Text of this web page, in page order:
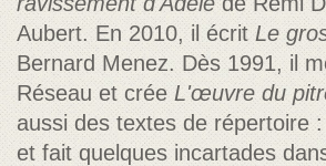
Aubert. En 2010, il écrit Le
Bernard Menez. Dès 1991, il
Réseau et crée L'œuvre du
aussi des textes de répertoire :
et fait quelques incartades